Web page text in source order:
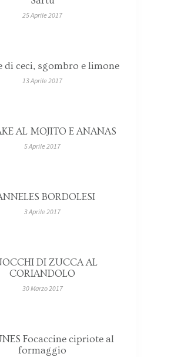
25 Aprile 2017
di ceci, sgombro e limone
13 Aprile 2017
AL MOJITO E ANANAS
5 Aprile 2017
BORDOLESI
3 Aprile 2017
DI ZUCCA AL
CORIANDOLO
30 Marzo 2017
Focaccine cipriote al
formaggio